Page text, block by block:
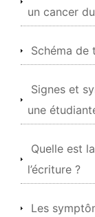
un cancer
Schéma de
Signes et
une
Quelle est
l’écriture ?
Les